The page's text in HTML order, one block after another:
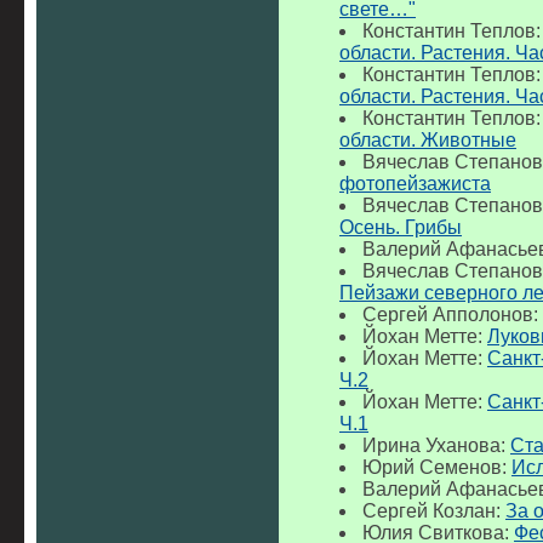
свете…"
Константин
области. Растения.
Константин
области. Растения.
Константин
области. Животные
Вячеслав
фотопейзажиста
Вячеслав
Осень. Грибы
Валерий
Вячеслав
Пейзажи северного
Сергей Апполонов:
Йохан Метте:
Йохан Метте:
Ч.2
Йохан Метте:
Ч.1
Ирина Уханова:
Юрий Семенов:
Валерий
Сергей Козлан: За
Юлия Свиткова: